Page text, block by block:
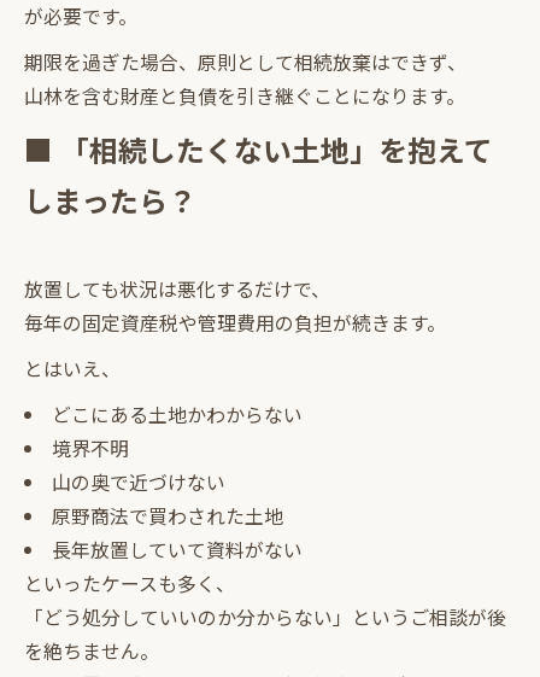
が必要です。
期限を過ぎた場合、原則として相続放棄はできず、
山林を含む財産と負債を引き継ぐことになります。
■ 「相続したくない土地」を抱えて
しまったら？
放置しても状況は悪化するだけで、
毎年の固定資産税や管理費用の負担が続きます。
とはいえ、
どこにある土地かわからない
境界不明
山の奥で近づけない
原野商法で買わされた土地
長年放置していて資料がない
といったケースも多く、
「どう処分していいのか分からない」というご相談が後
を絶ちません。